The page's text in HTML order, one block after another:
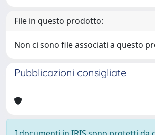
File in questo prodotto:
Non ci sono file associati a questo
Pubblicazioni consigliate